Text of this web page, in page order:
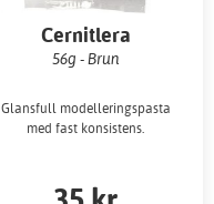
Cernitlera
56g - Brun
Glansfull modelleringspasta
med fast konsistens.